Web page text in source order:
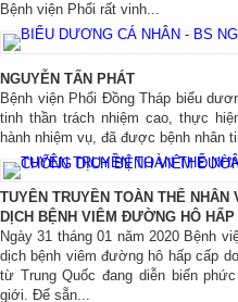
Bệnh viện Phổi rất vinh...
NGUYỄN TẤN PHÁT
Bệnh viện Phổi Đồng Tháp biểu
tinh thần trách nhiệm cao, thực
hành nhiệm vụ, đã được bệnh nhân
TUYÊN TRUYỀN TOÀN THỂ
DỊCH BỆNH VIÊM ĐƯỜNG HÔ
Ngày 31 tháng 01 năm 2020 Bệnh
dịch bệnh viêm đường hô hấp cấp
từ Trung Quốc đang diễn biến
giới. Để sẵn...